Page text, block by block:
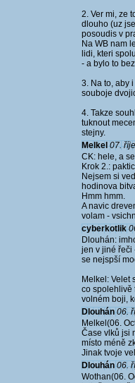
2. Ver mi, ze
dlouho (uz
posoudis v
Na WB nam
lidi, kteri
- a bylo to
3. Na to, aby
souboje
4. Takze
tuknout
stejny.
Melkel 07.
CK: hele, a
Krok 2.:
Nejsem si
hodinova
Hmm hmm.
A navic
volam -
cyberkotlik
Dlouhán:
jen v jiné řeči
se nejspší
Melkel: Velet
co spolehlivě
volném boji,
Dlouhán 06.
Melkel(06.
Čase vlků jsi
místo méně
Jinak tvoje
Dlouhán 06.
Wothan(06.